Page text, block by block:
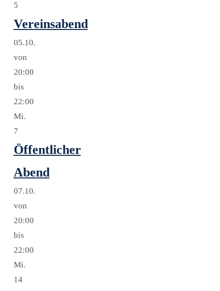
5
Vereinsabend
05.10.
von
20:00
bis
22:00
Mi.
7
Öffentlicher
Abend
07.10.
von
20:00
bis
22:00
Mi.
14